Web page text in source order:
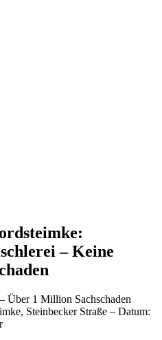
– Keine
– Über 1 Million Sachschaden
Steinbecker Straße – Datum: